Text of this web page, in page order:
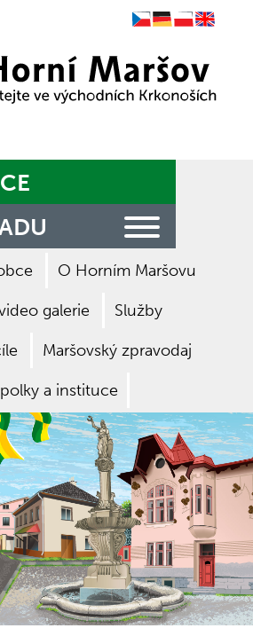
na titulní stranu
O Horním Maršovu
galerie Služby
Maršovský zpravodaj
a instituce